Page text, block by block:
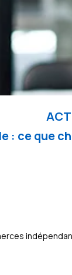
: ce que